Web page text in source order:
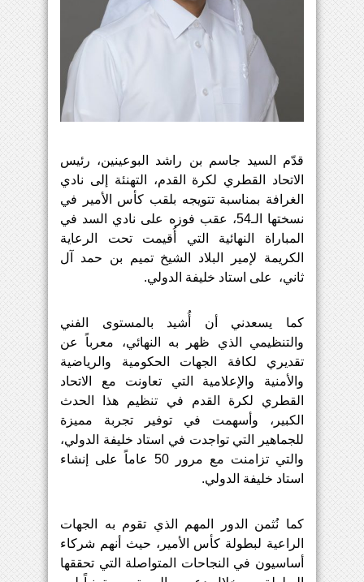
قدّم السيد جاسم بن راشد البوعينين، رئيس
الاتحاد
القطري لكرة القدم، التهنئة إلى نادي
الغرافة بمناسبة تتويجه بلقب كأس الأمير
في
نسختها
الـ54، عقب فوزه على نادي السد في
المباراة
النهائية التي أُقيمت تحت
الرعاية
الكريمة لإمير البلاد الشيخ تميم بن حمد
آل
ثاني،
على استاد خليفة الدولي.
كما يسعدني أن أُشيد بالمستوى
الفني
والتنظيمي
الذي ظهر به النهائي، معرباً
عن
تقديري
لكافة الجهات الحكومية
والرياضية
والأمنية
والإعلامية التي تعاونت مع
الاتحاد
القطري
لكرة القدم في تنظيم هذا
الحدث
الكبير،
وأسهمت في توفير تجربة
مميزة
للجماهير
التي تواجدت في استاد خليفة
الدولي،
والتي تزامنت مع مرور عاماً على
إنشاء
استاد خليفة الدولي.
كما نُثمن الدور المهم الذي تقوم به
الجهات
الراعية لبطولة كأس الأمير، حيث أ نهم شركاء
أساسيون في النجاحات المتواصلة التي تحققها